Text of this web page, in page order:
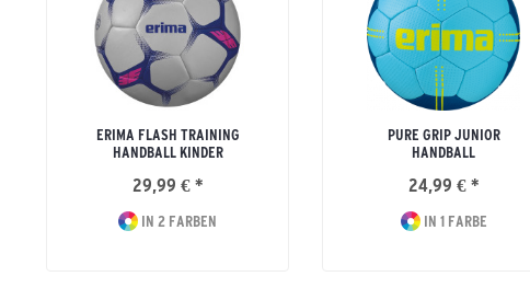
ERIMA FLASH TRAINING
HANDBALL KINDER
29,99 € *
IN 2 FARBEN
PURE GRIP JUNIOR
HANDBALL
24,99 € *
IN 1 FARBE